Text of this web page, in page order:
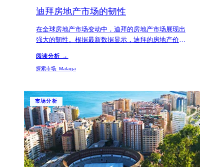
迪拜房地产市场的韧性
在全球房地产市场变动中，迪拜的房地产市场展现出
强大的韧性。根据最新数据显示，迪拜的房地产价格
者。
阅读分析 →
探索市场: Malaga
市场分析